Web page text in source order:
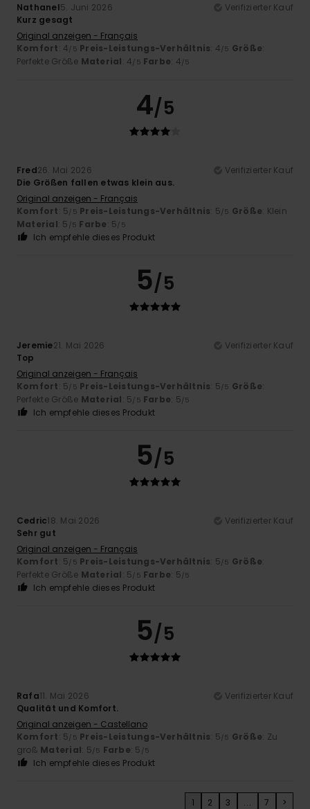
Nathanel5. Juni 2026
Verifizierter Kauf
Kurz gesagt
Original anzeigen - Français
Komfort: 4 /5 Preis-Leistungs-Verhältnis: 4 /5 Größe:
Perfekte Größe Material: 4 /5 Farbe: 4 /5
4/5
Fred26. Mai 2026
Verifizierter Kauf
Die Größen fallen etwas klein aus.
Original anzeigen - Français
Komfort: 5 /5 Preis-Leistungs-Verhältnis: 5 /5 Größe: Klein
Material: 5 /5 Farbe: 5 /5
Ich empfehle dieses Produkt
5/5
Jeremie21. Mai 2026
Verifizierter Kauf
Top
Original anzeigen - Français
Komfort: 5 /5 Preis-Leistungs-Verhältnis: 5 /5 Größe:
Perfekte Größe Material: 5 /5 Farbe: 5 /5
Ich empfehle dieses Produkt
5/5
Cedric18. Mai 2026
Verifizierter Kauf
Sehr gut
Original anzeigen - Français
Komfort: 5 /5 Preis-Leistungs-Verhältnis: 5 /5 Größe:
Perfekte Größe Material: 5 /5 Farbe: 5 /5
Ich empfehle dieses Produkt
5/5
Rafa11. Mai 2026
Verifizierter Kauf
Qualität und Komfort.
Original anzeigen - Castellano
Komfort: 5 /5 Preis-Leistungs-Verhältnis: 5 /5 Größe: Zu
groß Material: 5 /5 Farbe: 5 /5
Ich empfehle dieses Produkt
1 2 3 ... 7 >